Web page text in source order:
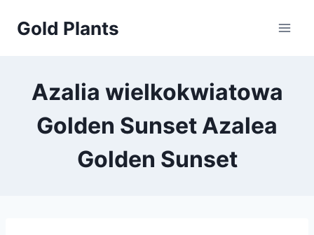
Gold Plants
Azalia wielkokwiatowa
Golden Sunset Azalea
Golden Sunset